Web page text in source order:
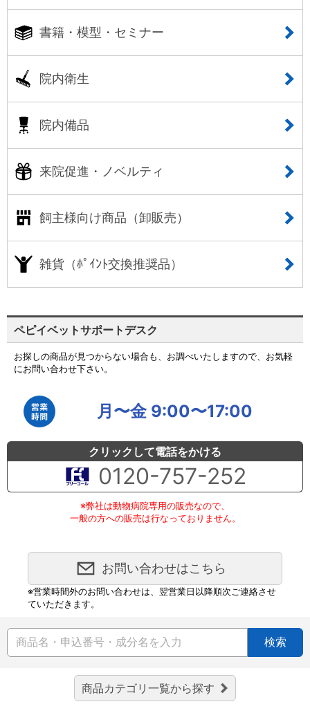
書籍・模型・セミナー
院内衛生
院内備品
来院促進・ノベルティ
飼主様向け商品（卸販売）
雑貨（ﾎﾟｲﾝﾄ交換推奨品）
ペピイベットサポートデスク
お探しの商品が見つからない場合も、お調べいたしますので、お気軽
にお問い合わせ下さい。
月〜金 9:00〜17:00
クリックして電話をかける
0120-757-252
※弊社は動物病院専用の販売なので、
一般の方への販売は行なっておりません。
お問い合わせはこちら
※営業時間外のお問い合わせは、翌営業日以降順次ご連絡させ
ていただきます。
検索
商品カテゴリ一覧から探す